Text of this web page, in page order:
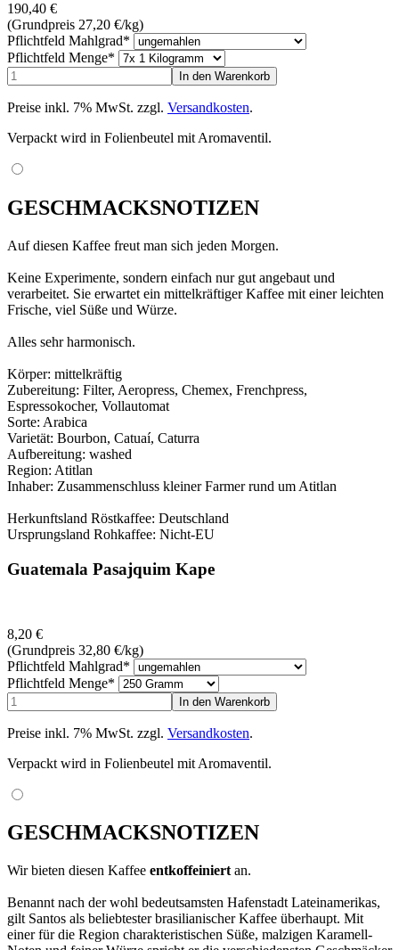
190,40 €
(Grundpreis 27,20 €/kg)
Pflichtfeld Mahlgrad*
Pflichtfeld Menge*
Preise inkl. 7% MwSt. zzgl. Versandkosten.
Verpackt wird in Folienbeutel mit Aromaventil.
GESCHMACKSNOTIZEN
Auf diesen Kaffee freut man sich jeden Morgen.
Keine Experimente, sondern einfach nur gut angebaut und
verarbeitet. Sie erwartet ein mittelkräftiger Kaffee mit einer leichten
Frische, viel Süße und Würze.
Alles sehr harmonisch.
Körper: mittelkräftig
Zubereitung: Filter, Aeropress, Chemex, Frenchpress,
Espressokocher, Vollautomat
Sorte: Arabica
Varietät: Bourbon, Catuaí, Caturra
Aufbereitung: washed
Region: Atitlan
Inhaber: Zusammenschluss kleiner Farmer rund um Atitlan
Herkunftsland Röstkaffee: Deutschland
Ursprungsland Rohkaffee: Nicht-EU
Guatemala Pasajquim Kape
8,20 €
(Grundpreis 32,80 €/kg)
Pflichtfeld Mahlgrad*
Pflichtfeld Menge*
Preise inkl. 7% MwSt. zzgl. Versandkosten.
Verpackt wird in Folienbeutel mit Aromaventil.
GESCHMACKSNOTIZEN
Wir bieten diesen Kaffee entkoffeiniert an.
Benannt nach der wohl bedeutsamsten Hafenstadt Lateinamerikas,
gilt Santos als beliebtester brasilianischer Kaffee überhaupt. Mit
einer für die Region charakteristischen Süße, malzigen Karamell-